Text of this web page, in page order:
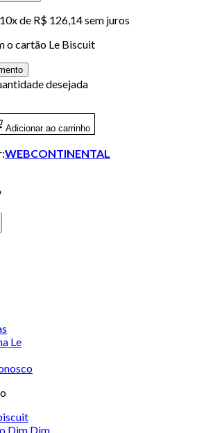
10x de R$ 126,14 sem juros
o cartão Le Biscuit
desejada
Adicionar ao carrinho
WEBCONTINENTAL
Le
Dim Dim